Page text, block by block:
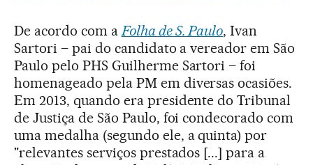
De acordo com a Folha de S. Paulo, Ivan
Sartori – pai do candidato a vereador em São
Paulo pelo PHS Guilherme Sartori – foi
homenageado pela PM em diversas ocasiões.
Em 2013, quando era presidente do Tribunal
de Justiça de São Paulo, foi condecorado com
uma medalha (segundo ele, a quinta) por
"relevantes serviços prestados [...] para a